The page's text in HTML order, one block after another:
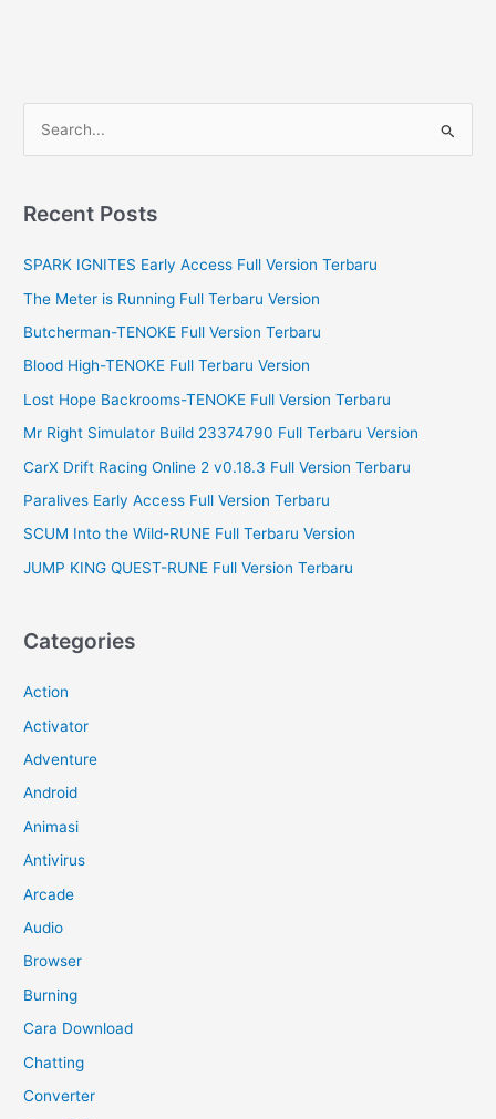
r
h
f
o
Recent Posts
SPARK IGNITES Early Access Full Version Terbaru
The Meter is Running Full Terbaru Version
Butcherman-TENOKE Full Version Terbaru
Blood High-TENOKE Full Terbaru Version
Lost Hope Backrooms-TENOKE Full Version Terbaru
Mr Right Simulator Build 23374790 Full Terbaru Version
CarX Drift Racing Online 2 v0.18.3 Full Version Terbaru
Paralives Early Access Full Version Terbaru
SCUM Into the Wild-RUNE Full Terbaru Version
JUMP KING QUEST-RUNE Full Version Terbaru
Categories
Action
Activator
Adventure
Android
Animasi
Antivirus
Arcade
Audio
Browser
Burning
Cara Download
Chatting
Converter